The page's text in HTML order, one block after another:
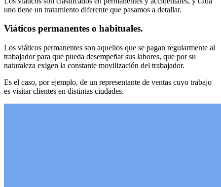
uno tiene un tratamiento diferente que pasamos a detallar.
Viáticos permanentes o habituales.
Los viáticos permanentes son aquellos que se pagan regularmente al
trabajador para que pueda desempeñar sus labores, que por su
naturaleza exigen la constante movilización del trabajador.
Es el caso, por ejemplo, de un representante de ventas cuyo trabajo
es visitar clientes en distintas ciudades.